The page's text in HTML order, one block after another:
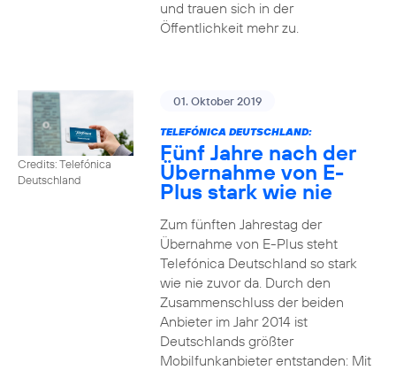
und trauen sich in der
Öffentlichkeit mehr zu.
Credits: Telefónica
Deutschland
01. Oktober 2019
TELEFÓNICA DEUTSCHLAND:
Fünf Jahre nach der
Übernahme von E-
Plus stark wie nie
Zum fünften Jahrestag der
Übernahme von E-Plus steht
Telefónica Deutschland so stark
wie nie zuvor da. Durch den
Zusammenschluss der beiden
Anbieter im Jahr 2014 ist
Deutschlands größter
Mobilfunkanbieter entstanden: Mit